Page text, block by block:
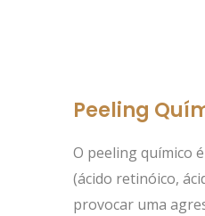
Peeling
O peeling químico
(ácido retinóico,
provocar uma